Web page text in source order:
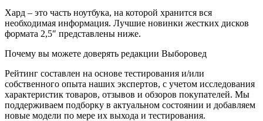
Хард – это часть ноутбука, на которой хранится вся
необходимая информация. Лучшие новинки жестких дисков
формата 2,5″ представлены ниже.
Почему вы можете доверять редакции Выборовед
Рейтинг составлен на основе тестирования и/или
собственного опыта наших экспертов, с учетом исследования
характеристик товаров, отзывов и обзоров покупателей. Мы
поддерживаем подборку в актуальном состоянии и добавляем
новые модели по мере их выхода и тестирования.